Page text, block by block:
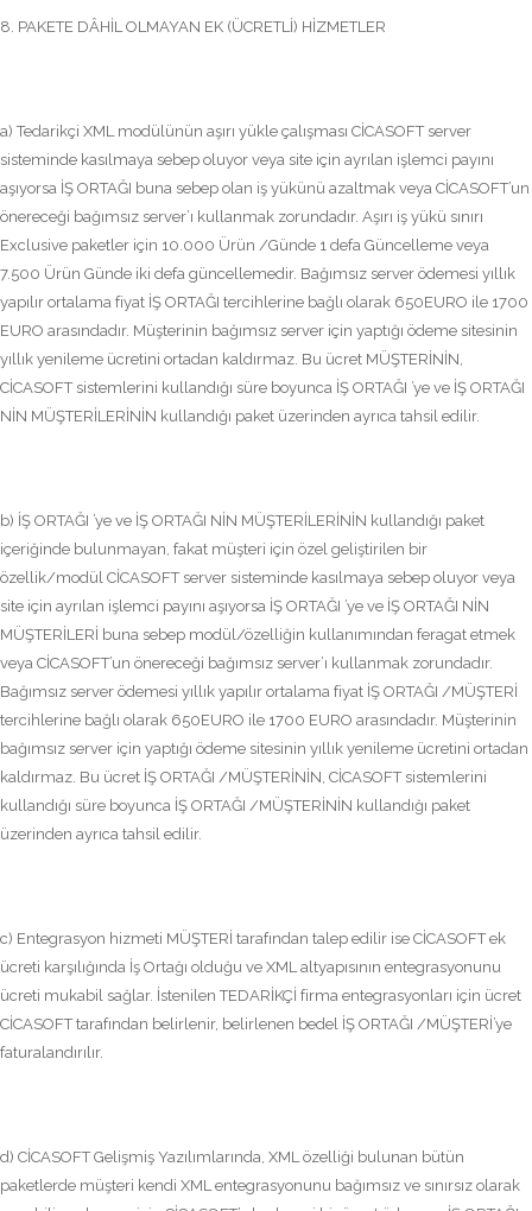
8. PAKETE DÂHİL OLMAYAN EK (ÜCRETLİ) HİZMETLER
a) Tedarikçi XML modülünün aşırı yükle çalışması CİCASOFT server
sisteminde kasılmaya sebep oluyor veya site için ayrılan işlemci payını
aşıyorsa İŞ ORTAĞI buna sebep olan iş yükünü azaltmak veya CİCASOFT’un
önereceği bağımsız server’ı kullanmak zorundadır. Aşırı iş yükü sınırı
Exclusive paketler için 10.000 Ürün /Günde 1 defa Güncelleme veya
7.500 Ürün Günde iki defa güncellemedir. Bağımsız server ödemesi yıllık
yapılır ortalama fiyat İŞ ORTAĞI tercihlerine bağlı olarak 650EURO ile 1700
EURO arasındadır. Müşterinin bağımsız server için yaptığı ödeme sitesinin
yıllık yenileme ücretini ortadan kaldırmaz. Bu ücret MÜŞTERİNİN,
CİCASOFT sistemlerini kullandığı süre boyunca İŞ ORTAĞI ’ye ve İŞ ORTAĞI
NİN MÜŞTERİLERİNİN kullandığı paket üzerinden ayrıca tahsil edilir.
b) İŞ ORTAĞI ’ye ve İŞ ORTAĞI NİN MÜŞTERİLERİNİN kullandığı paket
içeriğinde bulunmayan, fakat müşteri için özel geliştirilen bir
özellik/modül CİCASOFT server sisteminde kasılmaya sebep oluyor veya
site için ayrılan işlemci payını aşıyorsa İŞ ORTAĞI ’ye ve İŞ ORTAĞI NİN
MÜŞTERİLERİ buna sebep modül/özelliğin kullanımından feragat etmek
veya CİCASOFT’un önereceği bağımsız server’ı kullanmak zorundadır.
Bağımsız server ödemesi yıllık yapılır ortalama fiyat İŞ ORTAĞI /MÜŞTERİ
tercihlerine bağlı olarak 650EURO ile 1700 EURO arasındadır. Müşterinin
bağımsız server için yaptığı ödeme sitesinin yıllık yenileme ücretini ortadan
kaldırmaz. Bu ücret İŞ ORTAĞI /MÜŞTERİNİN, CİCASOFT sistemlerini
kullandığı süre boyunca İŞ ORTAĞI /MÜŞTERİNİN kullandığı paket
üzerinden ayrıca tahsil edilir.
c) Entegrasyon hizmeti MÜŞTERİ tarafından talep edilir ise CİCASOFT ek
ücreti karşılığında İş Ortağı olduğu ve XML altyapısının entegrasyonunu
ücreti mukabil sağlar. İstenilen TEDARİKÇİ firma entegrasyonları için ücret
CİCASOFT tarafından belirlenir, belirlenen bedel İŞ ORTAĞI /MÜŞTERİ’ye
faturalandırılır.
d) CİCASOFT Gelişmiş Yazılımlarında, XML özelliği bulunan bütün
paketlerde müşteri kendi XML entegrasyonunu bağımsız ve sınırsız olarak